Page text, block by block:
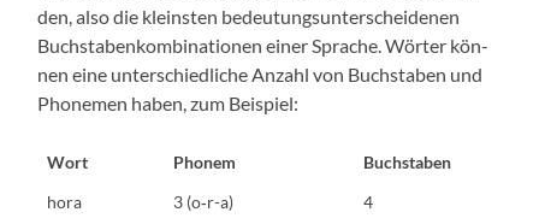
den, also die kleins­ten bedeu­tungs­un­ter­schei­de­nen
Buch­sta­ben­kom­bi­na­tio­nen einer Spra­che. Wör­ter kön­
nen eine unter­schied­li­che Anzahl von Buch­sta­ben und
Pho­ne­men haben, zum Beispiel:
Wort Pho­nem
Buch­sta­ben
hora
3 (o‑r-a) 4